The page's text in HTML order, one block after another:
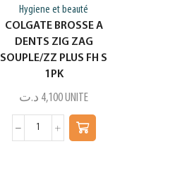
Hygiene et beauté
COLGATE BROSSE A
DENTS ZIG ZAG
SOUPLE/ZZ PLUS FH S
1PK
4,100 د.ت UNITE